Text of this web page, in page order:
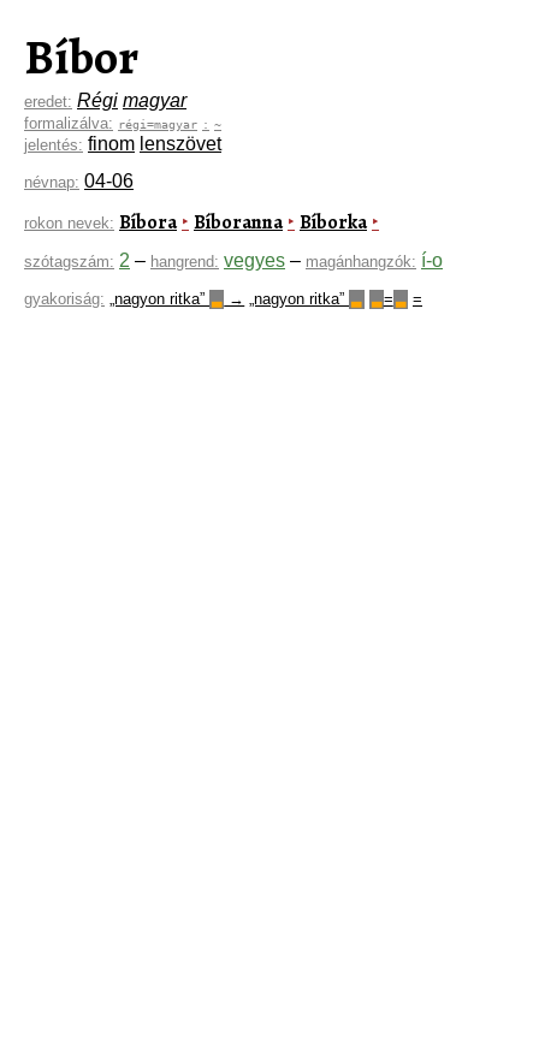
Bíbor
eredet: Régi magyar
formalizálva: régi=magyar : ~
jelentés: finom lenszövet
névnap: 04-06
rokon nevek: Bíbora ‣ Bíboranna ‣ Bíborka ‣
szótagszám: 2 – hangrend: vegyes – magánhangzók: í-o
gyakoriság: „nagyon ritka” ▃ → „nagyon ritka” ▃ ▃= ▃ =